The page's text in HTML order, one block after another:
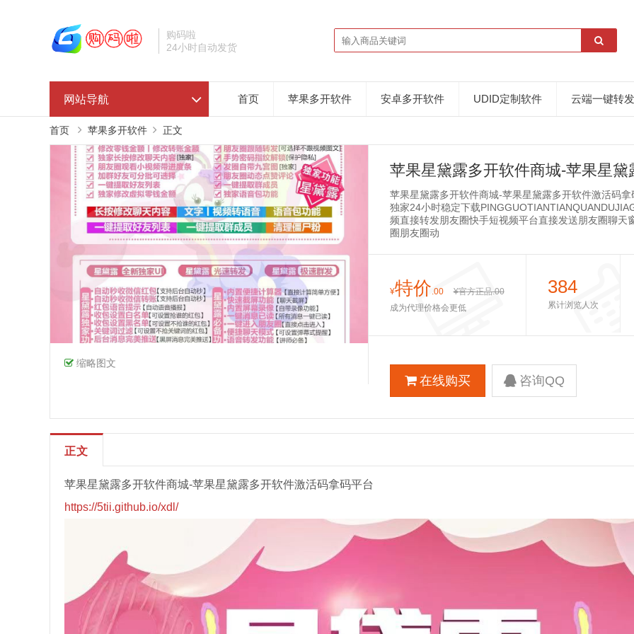
购码啦
24小时自动发货
网站导航 首页 苹果多开软件 安卓多开软件 UDID定制软件 云端一键转发
首页 苹果多开软件 正文
缩略图文
苹果星黛露多开软件商城-苹果星
苹果星黛露多开软件商城-苹果星黛露多开软件激活码
独家24小时稳定下载
频直接转发朋友圈快手短视频平台直接发送朋友圈聊
圈朋友圈动
¥特价.00 ¥官方正品.00
成为代理价格会更低
384
累计浏览人次
在线购买 咨询QQ
正文
苹果星黛露多开软件商城-苹果星黛露多开软件激活码拿码平台
https://5tii.github.io/xdl/